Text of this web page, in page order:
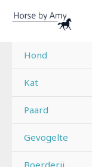
naar
inhoudHond
Kat
Paard
Gevogelte
Boerderij